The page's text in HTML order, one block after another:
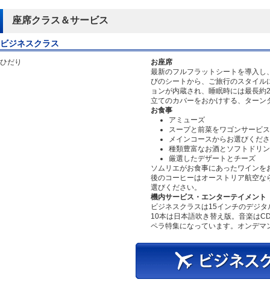
座席クラス＆サービス
ビジネスクラス
ひだり
お座席
最新のフルフラットシートを導入
びのシートから、ご旅行のスタイ
ョンが内蔵され、睡眠時には最長
立てのカバーをおかけする、ター
お食事
アミューズ
スープと前菜をワゴンサービ
メインコースからお選びくだ
種類豊富なお酒とソフトドリ
厳選したデザートとチーズ
ソムリエがお食事にあったワイン
後のコーヒーはオーストリア航空
選びください。
機内サービス・エンターテイメント
ビジネスクラスは15インチのデジ
10本は日本語吹き替え版。音楽は
ペラ特集になっています。オンデマ